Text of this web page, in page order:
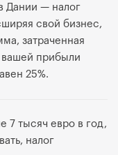
Дании — налог
свой бизнес,
затраченная
вашей прибыли
25%.
7 тысяч евро в год,
налог